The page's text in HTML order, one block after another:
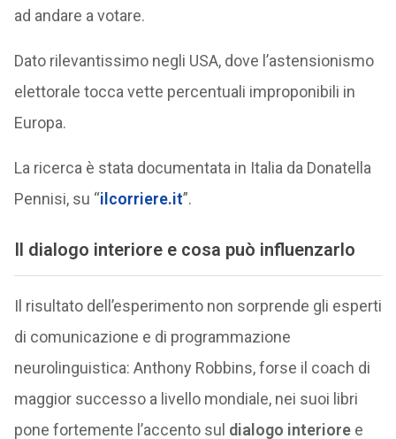
ad andare a votare.
Dato rilevantissimo negli USA, dove l’astensionismo
elettorale tocca vette percentuali improponibili in
Europa.
La ricerca è stata documentata in Italia da Donatella
Pennisi, su “ilcorriere.it”.
Il dialogo interiore e cosa può influenzarlo
Il risultato dell’esperimento non sorprende gli esperti
di comunicazione e di programmazione
neurolinguistica: Anthony Robbins, forse il coach di
maggior successo a livello mondiale, nei suoi libri
pone fortemente l’accento sul dialogo interioree